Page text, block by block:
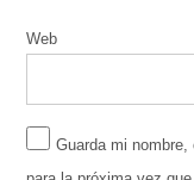
Web
Guarda mi